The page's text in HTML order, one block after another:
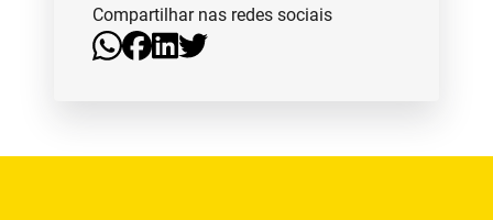
Compartilhar nas redes sociais